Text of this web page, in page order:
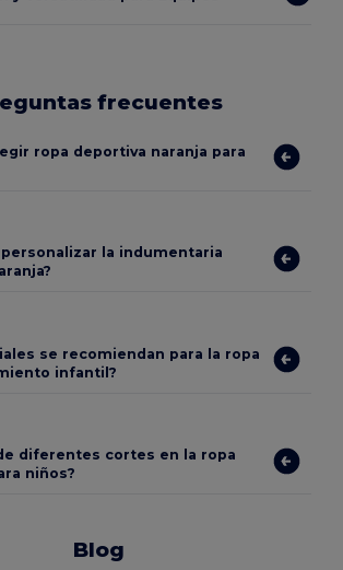
frecuentes
ropa deportiva naranja para
personalizar la indumentaria
se recomiendan para la ropa
infantil?
diferentes cortes en la ropa
niños?
Blog